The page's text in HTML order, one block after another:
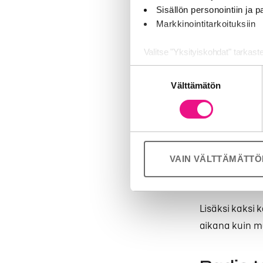
Sisällön personointiin ja
Markkinointitarkoituksiin
Valitse "Yksityiskohdat"
Jaamme sosiaalisen median,
palvelujaan (esim. Google).
Välttämätön
VAIN
Yksi radion
96
87
72
Radio
83
vastaajista
häiriö- tai
Lisäksi kaksi
aikana kuin